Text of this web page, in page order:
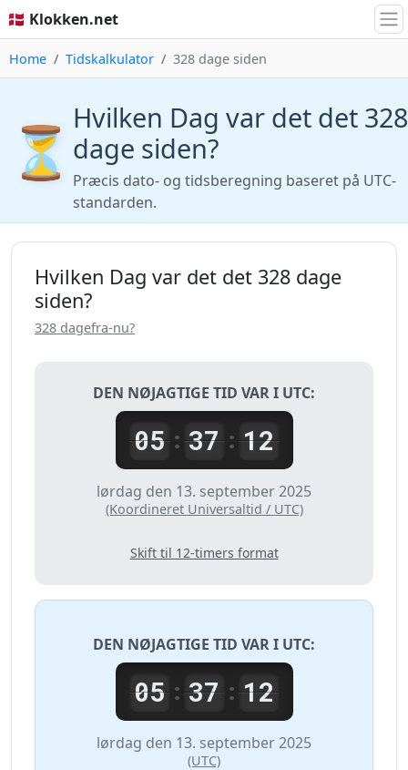
🇩🇰 Klokken.net
Home Tidskalkulator 328 dage siden
⏳ Hvilken Dag var det det 328
dage siden?
Præcis dato- og tidsberegning baseret på UTC-
standarden.
Hvilken Dag var det det 328 dage
siden?
328 dagefra-nu?
DEN NØJAGTIGE TID VAR I UTC:
05: 37: 12
lørdag den 13. september 2025
(Koordineret Universaltid / UTC)
Skift til 12-timers format
DEN NØJAGTIGE TID VAR I UTC:
05: 37: 12
lørdag den 13. september 2025
(UTC)